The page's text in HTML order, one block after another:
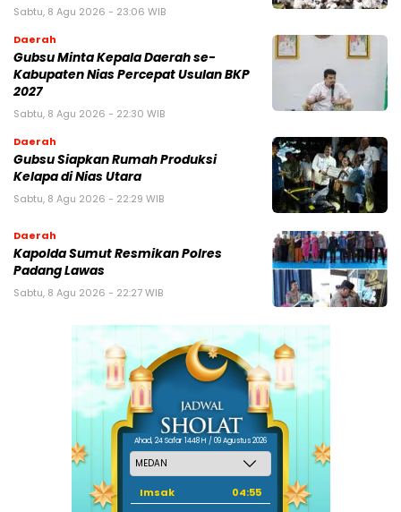
Sabtu, 8 Agu 2026 - 23:06 WIB
Daerah
Gubsu Minta Kepala Daerah se-
Kabupaten Nias Percepat Usulan BKP
2027
Sabtu, 8 Agu 2026 - 22:30 WIB
Daerah
Gubsu Siapkan Rumah Produksi
Kelapa di Nias Utara
Sabtu, 8 Agu 2026 - 22:29 WIB
Daerah
Kapolda Sumut Resmikan Polres
Padang Lawas
Sabtu, 8 Agu 2026 - 22:27 WIB
Ahad, 24 Safar 1448 H / 09 Agustus 2026
Imsak
04:55